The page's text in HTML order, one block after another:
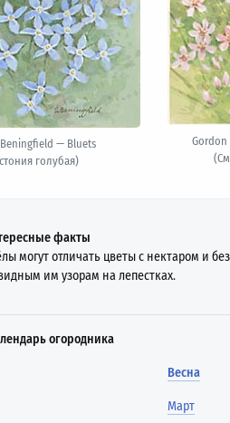
— Bluets
голубая)
Gordon
факты
могут отличать цветы с нектаром и
им узорам на лепестках.
огородника
Весна
Март